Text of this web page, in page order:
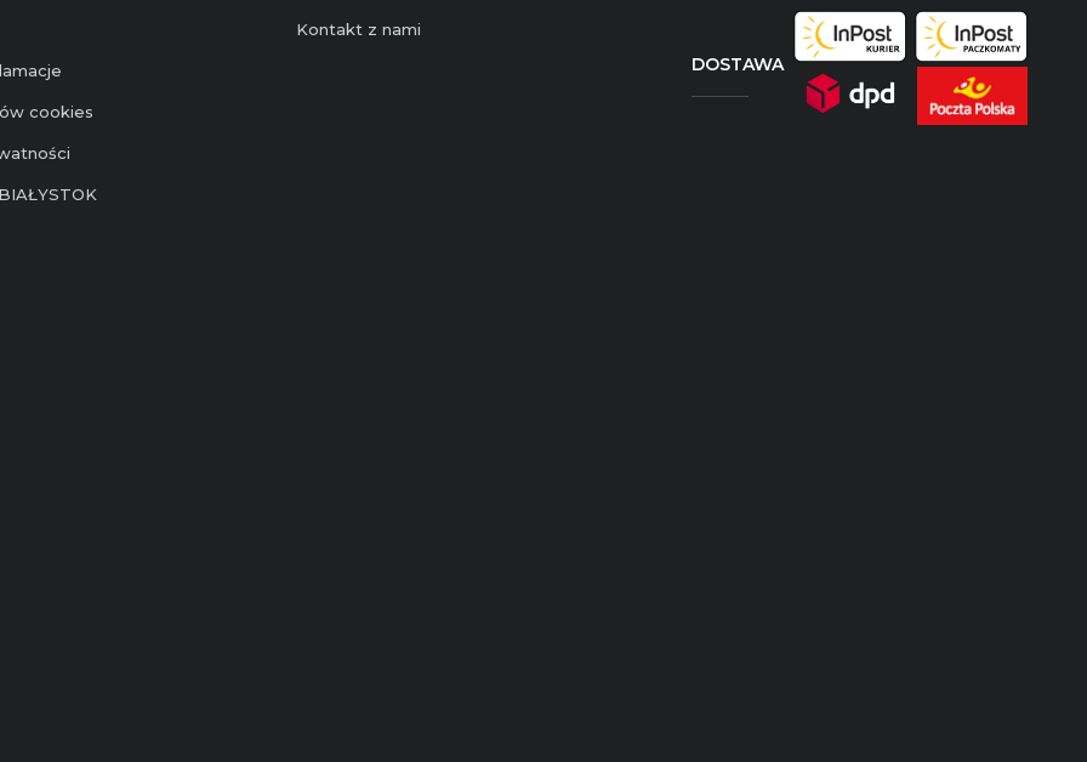
cookies
Kontakt z nami
DOSTAWA